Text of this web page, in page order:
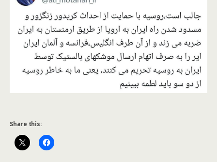
Share this: